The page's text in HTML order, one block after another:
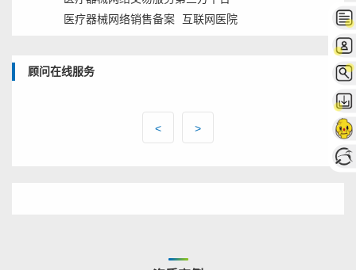
医疗器械网络销售备案
互联网医院
顾问在线服务
< >